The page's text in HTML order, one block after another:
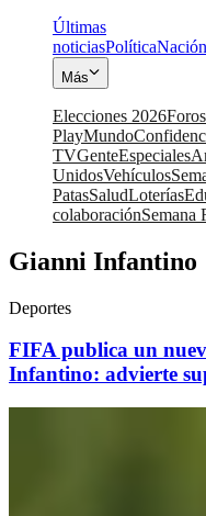
Últimas
noticiasPolíticaNación
Más
Elecciones 2026
PlayMundo
TVGenteEspeciales
UnidosVehículos
PatasSaludLoterías
colaboraciónSemana
Gianni Infantino
Deportes
FIFA publica un
Infantino: advierte